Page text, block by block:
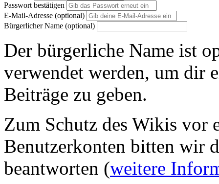
Passwort bestätigen
E-Mail-Adresse (optional)
Bürgerlicher Name (optional)
Der bürgerliche Name ist
verwendet werden, um dir
Beiträge zu geben.
Zum Schutz des Wikis vor
Benutzerkonten bitten wir
beantworten (weitere